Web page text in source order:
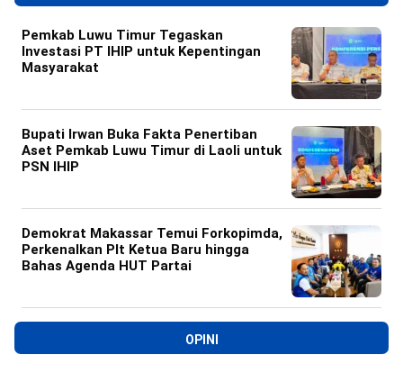
Pemkab Luwu Timur Tegaskan
Investasi PT IHIP untuk Kepentingan
Masyarakat
Bupati Irwan Buka Fakta Penertiban
Aset Pemkab Luwu Timur di Laoli untuk
PSN IHIP
Demokrat Makassar Temui Forkopimda,
Perkenalkan Plt Ketua Baru hingga
Bahas Agenda HUT Partai
OPINI